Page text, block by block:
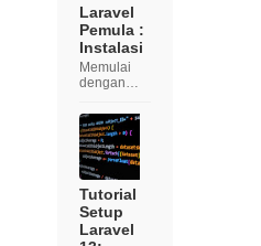
Laravel
Indonesia,
pada artikel
ini kita
semua
akan
membuat...
Laravel
Pemula :
Instalasi
Memulai
dengan
Panduan
Pemula
Laravel
adalah
salah satu
framework
PHP yang
paling
populer
Tutorial
Setup
Laravel